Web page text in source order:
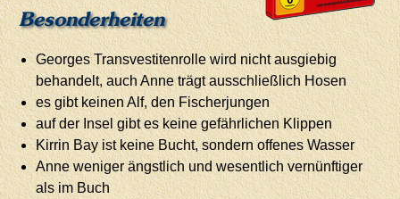
Besonderheiten
Georges Transvestitenrolle wird nicht ausgiebig
behandelt, auch Anne trägt ausschließlich Hosen
es gibt keinen Alf, den Fischerjungen
auf der Insel gibt es keine gefährlichen Klippen
Kirrin Bay ist keine Bucht, sondern offenes Wasser
Anne weniger ängstlich und wesentlich vernünftiger
als im Buch